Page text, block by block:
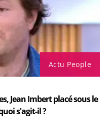
Actu People
Jean Imbert placé sous le
s'agit-il ?